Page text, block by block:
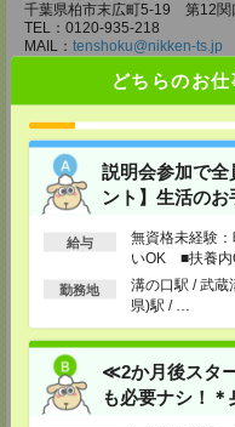
どちらのお
説明会参加で全
ント】生活の
給与
無資格未経験
いOK ■扶養内
以上
勤務地
溝の口駅 / 武蔵
県)駅 / …
≪2か月後スタ
も必要ナシ！
千葉県柏市末広町5-19 第12
TEL：0120-935-218
MAIL： tenshoku@nikken-ts.jp
メディカルケア事業部 新宿
東京都新宿区新宿2-3-10 新宿
TEL：0120-457-235
MAIL：tenshoku@nikken-ts.jp
担当：採用担当
メディカルケア事業部 立川
東京都立川市錦町1-12-14
TEL：0120-934-200
tenshoku@nikken-ts.jp
担当：採用担当
メディカルケア事業部 町田
東京都町田市森野1-7-23 大樹
TEL：0120-453-285
MAIL：tenshoku@nikken-ts.jp
担当：採用担当